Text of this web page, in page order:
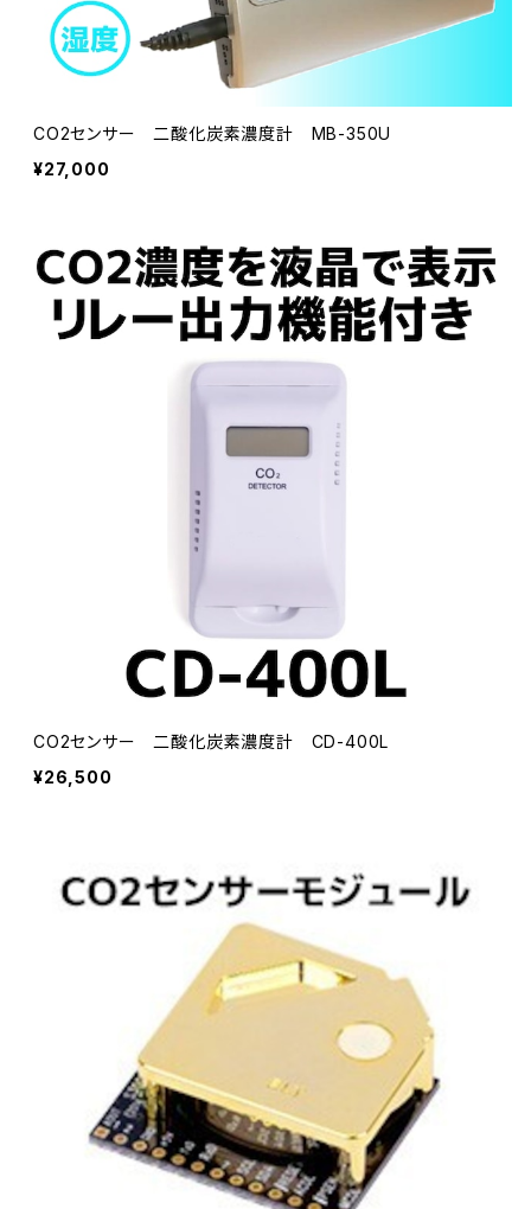
CO2センサー 二酸化炭素濃度計 MB-350U
¥27,000
CO2センサー 二酸化炭素濃度計 CD-400L
¥26,500